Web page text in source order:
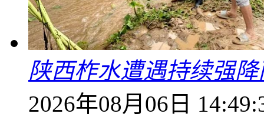
陕西柞水遭遇持续强
2026年08月06日